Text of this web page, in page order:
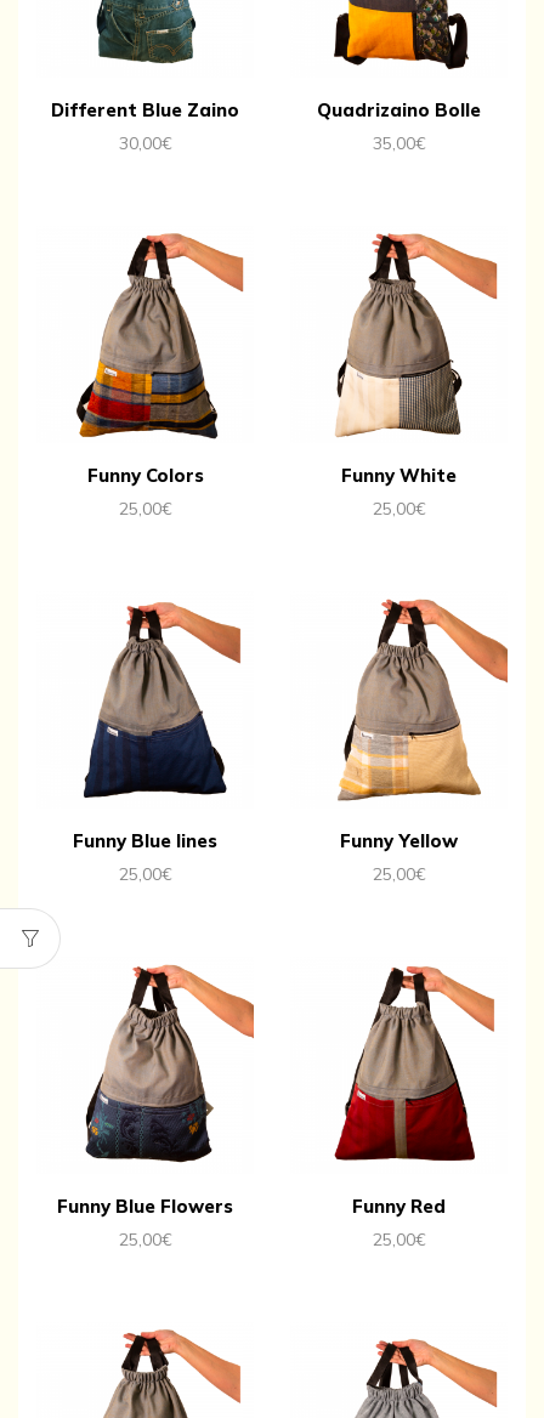
Different Blue Zaino
30,00€
Quadrizaino Bolle
35,00€
Funny Colors
25,00€
Funny White
25,00€
Funny Blue lines
25,00€
Funny Yellow
25,00€
Funny Blue Flowers
25,00€
Funny Red
25,00€